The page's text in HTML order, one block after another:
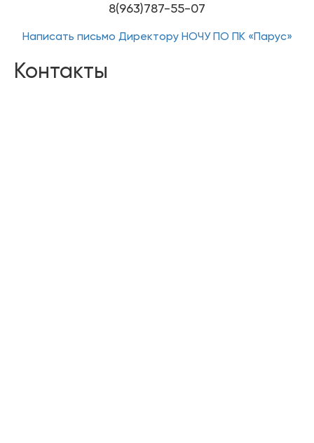
8(963)787-55-07
Написать письмо Директору НОЧУ ПО ПК «Парус»
Контакты